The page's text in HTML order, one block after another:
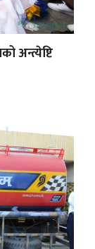
अन्त्येष्टि